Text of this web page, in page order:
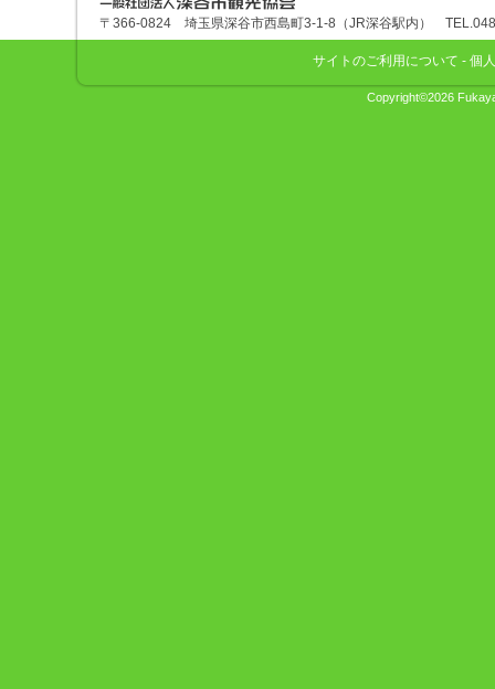
深谷市観光協会
〒366-0824 埼玉県深谷市西島町3-1-8（JR深谷駅内）
サイトのご利用について - 個
Copyright©2026